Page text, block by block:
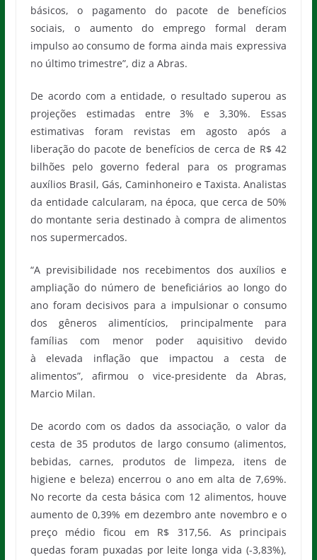
básicos, o pagamento do pacote de benefícios
sociais, o aumento do emprego formal deram
impulso ao consumo de forma ainda mais expressiva
no último trimestre”, diz a Abras.
De acordo com a entidade, o resultado superou as
projeções estimadas entre 3% e 3,30%. Essas
estimativas foram revistas em agosto após a
liberação do pacote de benefícios de cerca de R$ 42
bilhões pelo governo federal para os programas
auxílios Brasil, Gás, Caminhoneiro e Taxista. Analistas
da entidade calcularam, na época, que cerca de 50%
do montante seria destinado à compra de alimentos
nos supermercados.
“A previsibilidade nos recebimentos dos auxílios e
ampliação do número de beneficiários ao longo do
ano foram decisivos para a impulsionar o consumo
dos gêneros alimentícios, principalmente para
famílias com menor poder aquisitivo devido
à elevada inflação que impactou a cesta de
alimentos”, afirmou o vice-presidente da Abras,
Marcio Milan.
De acordo com os dados da associação, o valor da
cesta de 35 produtos de largo consumo (alimentos,
bebidas, carnes, produtos de limpeza, itens de
higiene e beleza) encerrou o ano em alta de 7,69%.
No recorte da cesta básica com 12 alimentos, houve
aumento de 0,39% em dezembro ante novembro e o
preço médio ficou em R$ 317,56. As principais
quedas foram puxadas por leite longa vida (-3,83%),